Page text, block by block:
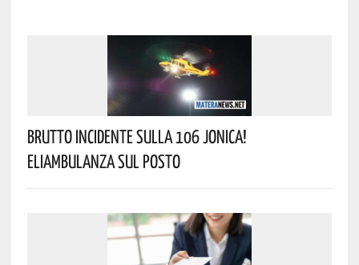
Brutto Incidente Sulla 106 Jonica!
Eliambulanza Sul Posto